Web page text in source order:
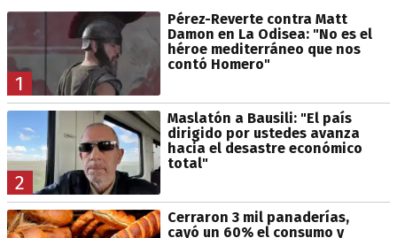
1
Pérez-Reverte contra Matt
Damon en La Odisea: "No es el
héroe mediterráneo que nos
contó Homero"
2
Maslatón a Bausili: "El país
dirigido por ustedes avanza
hacia el desastre económico
total"
Cerraron 3 mil panaderías,
cayó un 60% el consumo y